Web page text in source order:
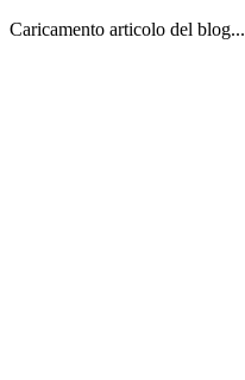
Caricamento articolo del blog...